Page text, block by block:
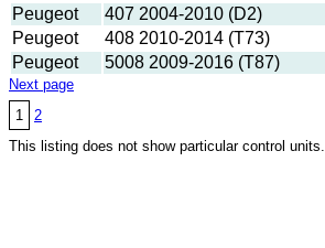
Peugeot
407 2004-2010 (D2)
Peugeot
408 2010-2014 (T73)
Peugeot
5008 2009-2016 (T87)
Next page
1
2
This listing does not show particular control units.